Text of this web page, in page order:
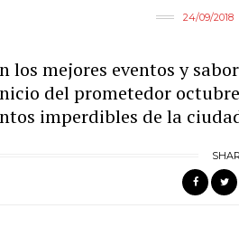
24/09/2018
los mejores eventos y
del prometedor
imperdibles de la